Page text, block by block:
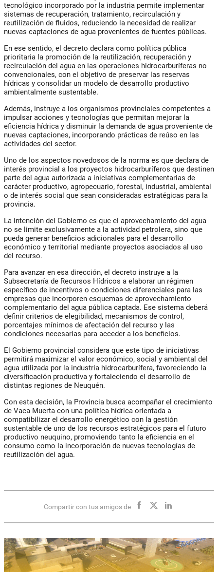
tecnológico incorporado por la industria permite implementar
sistemas de recuperación, tratamiento, recirculación y
reutilización de fluidos, reduciendo la necesidad de realizar
nuevas captaciones de agua provenientes de fuentes públicas.
En ese sentido, el decreto declara como política pública
prioritaria la promoción de la reutilización, recuperación y
recirculación del agua en las operaciones hidrocarburíferas no
convencionales, con el objetivo de preservar las reservas
hídricas y consolidar un modelo de desarrollo productivo
ambientalmente sustentable.
Además, instruye a los organismos provinciales competentes a
impulsar acciones y tecnologías que permitan mejorar la
eficiencia hídrica y disminuir la demanda de agua proveniente de
nuevas captaciones, incorporando prácticas de reúso en las
actividades del sector.
Uno de los aspectos novedosos de la norma es que declara de
interés provincial a los proyectos hidrocarburíferos que destinen
parte del agua autorizada a iniciativas complementarias de
carácter productivo, agropecuario, forestal, industrial, ambiental
o de interés social que sean consideradas estratégicas para la
provincia.
La intención del Gobierno es que el aprovechamiento del agua
no se limite exclusivamente a la actividad petrolera, sino que
pueda generar beneficios adicionales para el desarrollo
económico y territorial mediante proyectos asociados al uso
del recurso.
Para avanzar en esa dirección, el decreto instruye a la
Subsecretaría de Recursos Hídricos a elaborar un régimen
específico de incentivos o condiciones diferenciales para las
empresas que incorporen esquemas de aprovechamiento
complementario del agua pública captada. Ese sistema deberá
definir criterios de elegibilidad, mecanismos de control,
porcentajes mínimos de afectación del recurso y las
condiciones necesarias para acceder a los beneficios.
El Gobierno provincial considera que este tipo de iniciativas
permitirá maximizar el valor económico, social y ambiental del
agua utilizada por la industria hidrocarburífera, favoreciendo la
diversificación productiva y fortaleciendo el desarrollo de
distintas regiones de Neuquén.
Con esta decisión, la Provincia busca acompañar el crecimiento
de Vaca Muerta con una política hídrica orientada a
compatibilizar el desarrollo energético con la gestión
sustentable de uno de los recursos estratégicos para el futuro
productivo neuquino, promoviendo tanto la eficiencia en el
consumo como la incorporación de nuevas tecnologías de
reutilización del agua.
Compartir con tus amigos de